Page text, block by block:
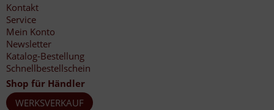
Kontakt
Service
Mein Konto
Newsletter
Katalog-Bestellung
Schnellbestellschein
Shop für Händler
WERKSVERKAUF